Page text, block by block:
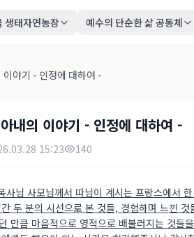
생태자연농장 예수의 단순한 삶 공동체
이야기 - 인정에 대하여 -
내의 이야기 - 인정에 대하여 -
15:23 140
사님 사모님께서 따님이 계시는 프랑스에서
두 분의 시선으로 본 것들, 경험하며 느낀
만큼 마음적으로 영적으로 배불러지는 것들